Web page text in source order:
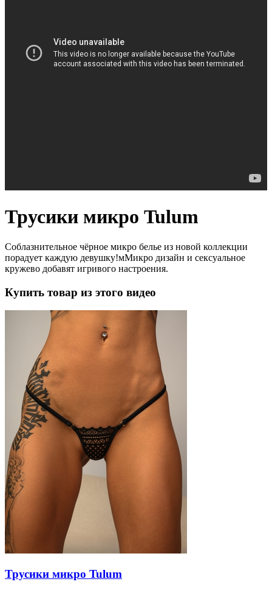
Трусики микро Tulum
Соблазнительное чёрное микро белье из новой коллекции
порадует каждую девушку!мМикро дизайн и сексуальное
кружево добавят игривого настроения.
Купить товар из этого видео
Трусики микро Tulum